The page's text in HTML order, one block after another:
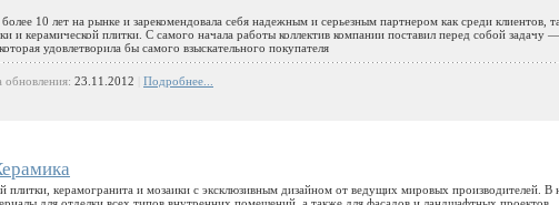
10 лет на рынке и зарекомендовала себя надежным и серьезным партнером как среди клиентов,
и керамической плитки. С самого начала работы коллектив компании поставил перед собой задачу —
удовлетворила бы самого взыскательного покупателя
обновления: 23.11.2012 Подробнее...
плитки, керамогранита и мозаики с эксклюзивным дизайном от ведущих мировых производителей. В